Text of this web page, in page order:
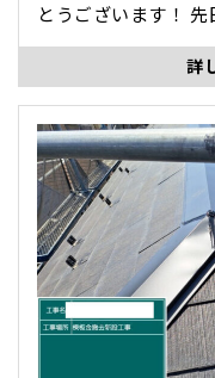
とうございます！ 先日、屋根棟板金交換工事をさせて
いただきましたので
*-**-*-*-*-*-*-*-*-*-
詳